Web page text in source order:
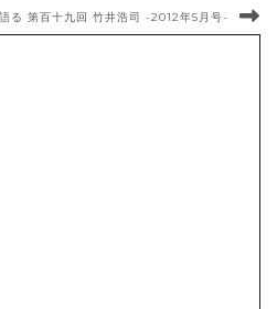
語る 第百十九回 竹井浩司 -2012年5月号-